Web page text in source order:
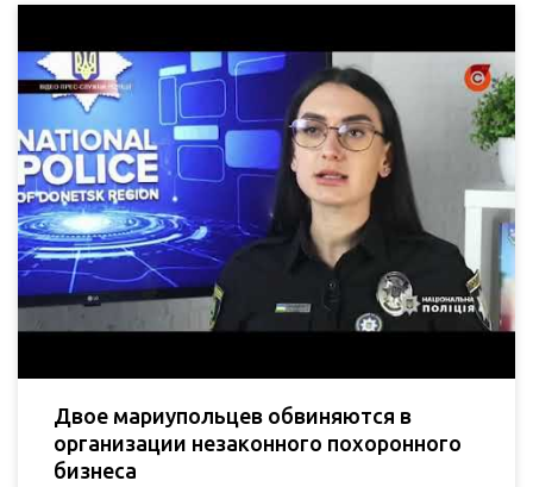
Двое мариупольцев обвиняются в
организации незаконного похоронного
бизнеса